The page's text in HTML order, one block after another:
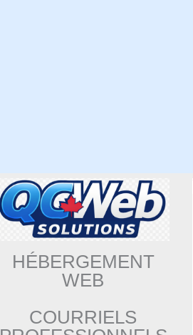
HÉBERGEMENT
WEB
COURRIELS